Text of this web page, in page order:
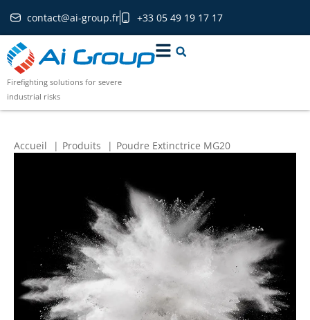
contact@ai-group.fr +33 05 49 19 17 17
Firefighting solutions for severe
industrial risks
Accueil Produits Poudre Extinctrice MG20